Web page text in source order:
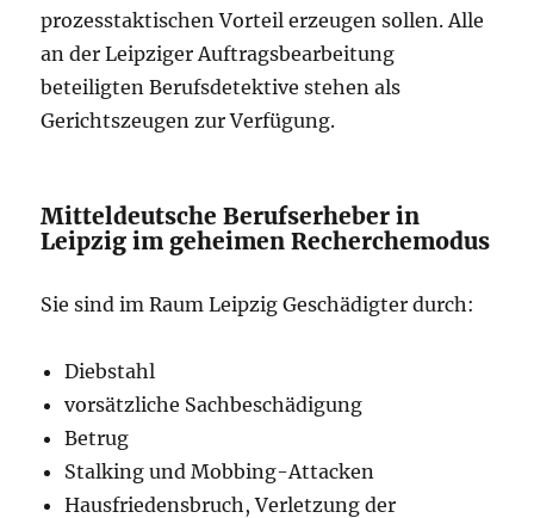
prozesstaktischen Vorteil erzeugen sollen. Alle
an der Leipziger Auftragsbearbeitung
beteiligten Berufsdetektive stehen als
Gerichtszeugen zur Verfügung.
Mitteldeutsche Berufserheber in
Leipzig im geheimen Recherchemodus
Sie sind im Raum Leipzig Geschädigter durch:
Diebstahl
vorsätzliche Sachbeschädigung
Betrug
Stalking und Mobbing-Attacken
Hausfriedensbruch, Verletzung der